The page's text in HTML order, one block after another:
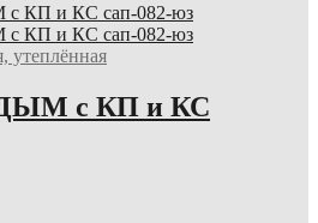
утеплённая
с КП и КС